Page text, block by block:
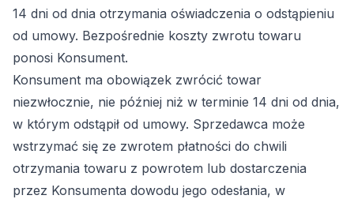
14 dni od dnia otrzymania oświadczenia o odstąpieniu
od umowy. Bezpośrednie koszty zwrotu towaru
ponosi Konsument.
Konsument ma obowiązek zwrócić towar
niezwłocznie, nie później niż w terminie 14 dni od dnia,
w którym odstąpił od umowy. Sprzedawca może
wstrzymać się ze zwrotem płatności do chwili
otrzymania towaru z powrotem lub dostarczenia
przez Konsumenta dowodu jego odesłania, w